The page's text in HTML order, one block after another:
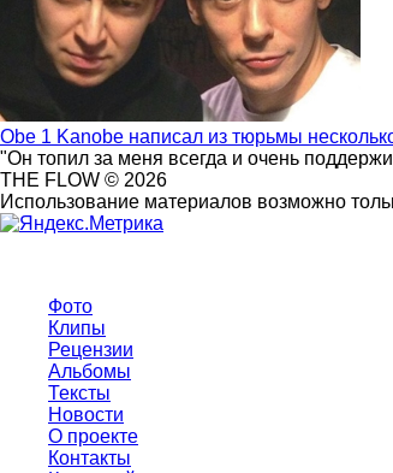
Obe 1 Kanobe написал из тюрьмы
"Он топил за меня всегда и очень
THE FLOW © 2026
Использование материалов возможно
Фото
Клипы
Рецензии
Альбомы
Тексты
Новости
О проекте
Контакты